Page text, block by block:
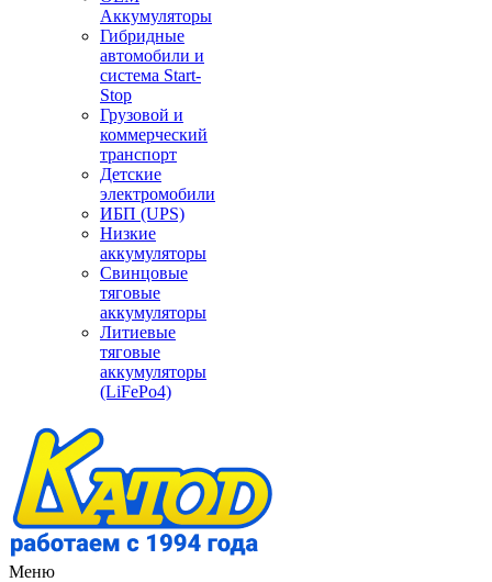
Аккумуляторы
Гибридные
автомобили и
система Start-
Stop
Грузовой и
коммерческий
транспорт
Детские
электромобили
ИБП (UPS)
Низкие
аккумуляторы
Свинцовые
тяговые
аккумуляторы
Литиевые
тяговые
аккумуляторы
(LiFePo4)
Меню